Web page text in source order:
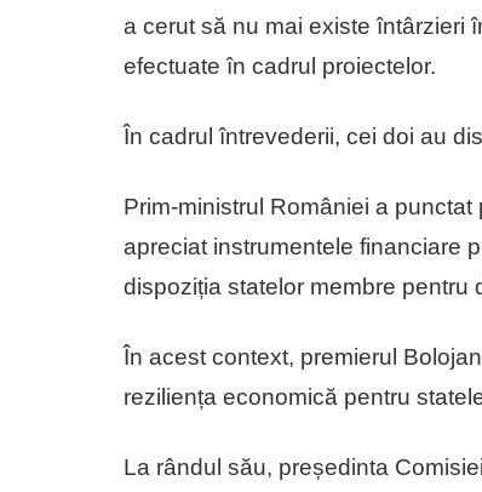
a cerut să nu mai existe întârzieri
efectuate în cadrul proiectelor.
În cadrul întrevederii, cei doi au
Prim-ministrul României a
apreciat instrumentele financiare
dispoziția statelor membre pentru
În acest context, premierul
reziliența economică pentru
La rândul său, președinta